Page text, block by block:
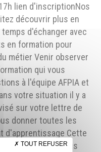
lien d'inscriptionNos
découvrir plus en
d'échanger avec
en formation pour
métier Venir observer
qui vous
à l'équipe AFPIA et
votre situation il y a
sur votre lettre de
donner toutes les
d'apprentissage Cette
pas à vous
TOUT REFUSER